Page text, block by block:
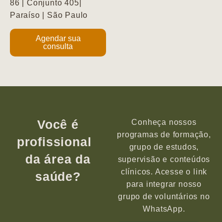
86 | Conjunto 405|
Paraíso | São Paulo
Agendar sua
consulta
Você é
profissional
da área da
saúde?
Conheça nossos
programas de formação,
grupo de estudos,
supervisão e conteúdos
clínicos. Acesse o link
para integrar nosso
grupo de voluntários no
WhatsApp.